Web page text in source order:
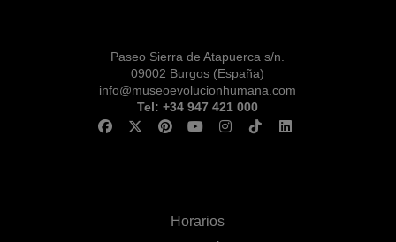
Paseo Sierra de Atapuerca s/n.
09002 Burgos (España)
info@museoevolucionhumana.com
Tel: +34 947 421 000
Horarios